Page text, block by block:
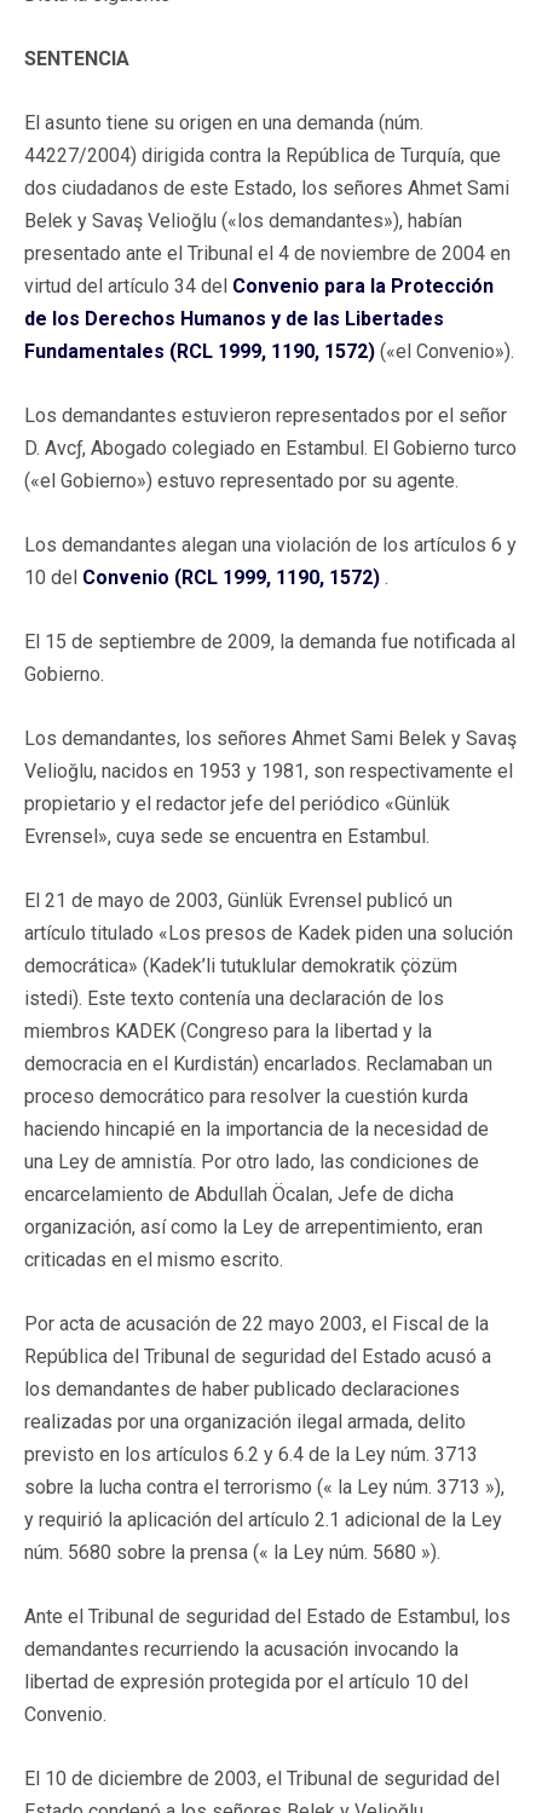
SENTENCIA
El asunto tiene su origen en una demanda (núm.
44227/2004) dirigida contra la República de Turquía, que
dos ciudadanos de este Estado, los señores Ahmet Sami
Belek y Savaş Velioğlu («los demandantes»), habían
presentado ante el Tribunal el 4 de noviembre de 2004 en
virtud del artículo 34 del Convenio para la Protección
de los Derechos Humanos y de las Libertades
Fundamentales (RCL 1999, 1190, 1572) («el Convenio»).
Los demandantes estuvieron representados por el señor
D. Avcƒ, Abogado colegiado en Estambul. El Gobierno turco
(«el Gobierno») estuvo representado por su agente.
Los demandantes alegan una violación de los artículos 6 y
10 del Convenio (RCL 1999, 1190, 1572) .
El 15 de septiembre de 2009, la demanda fue notificada al
Gobierno.
Los demandantes, los señores Ahmet Sami Belek y Savaş
Velioğlu, nacidos en 1953 y 1981, son respectivamente el
propietario y el redactor jefe del periódico «Günlük
Evrensel», cuya sede se encuentra en Estambul.
El 21 de mayo de 2003, Günlük Evrensel publicó un
artículo titulado «Los presos de Kadek piden una solución
democrática» (Kadek’li tutuklular demokratik çözüm
istedi). Este texto contenía una declaración de los
miembros KADEK (Congreso para la libertad y la
democracia en el Kurdistán) encarlados. Reclamaban un
proceso democrático para resolver la cuestión kurda
haciendo hincapié en la importancia de la necesidad de
una Ley de amnistía. Por otro lado, las condiciones de
encarcelamiento de Abdullah Öcalan, Jefe de dicha
organización, así como la Ley de arrepentimiento, eran
criticadas en el mismo escrito.
Por acta de acusación de 22 mayo 2003, el Fiscal de la
República del Tribunal de seguridad del Estado acusó a
los demandantes de haber publicado declaraciones
realizadas por una organización ilegal armada, delito
previsto en los artículos 6.2 y 6.4 de la Ley núm. 3713
sobre la lucha contra el terrorismo (« la Ley núm. 3713 »),
y requirió la aplicación del artículo 2.1 adicional de la Ley
núm. 5680 sobre la prensa (« la Ley núm. 5680 »).
Ante el Tribunal de seguridad del Estado de Estambul, los
demandantes recurriendo la acusación invocando la
libertad de expresión protegida por el artículo 10 del
Convenio.
El 10 de diciembre de 2003, el Tribunal de seguridad del